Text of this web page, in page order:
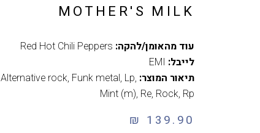
MOTHER'S MILK
עוד מהאומן/להקה: Red Hot Chili Peppers
לייבל: EMI
תיאור המוצר:
Alternative rock, Funk metal, Lp,
Mint (m), Re, Rock, Rp
139.90 ₪